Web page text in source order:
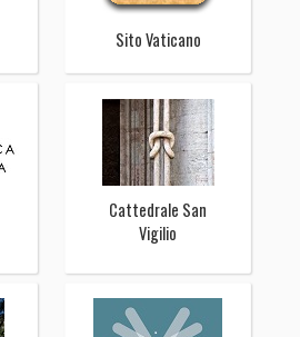
Sito Vaticano
Cattedrale San
Vigilio